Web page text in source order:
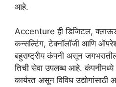
आहे.
Accenture ही डिजिटल,
कन्सल्टिंग, टेक्नॉलॉजी आणि
बहुराष्ट्रीय कंपनी असून
तिची सेवा उपलब्ध आहे. कंपनीमध्ये
कार्यरत असून विविध